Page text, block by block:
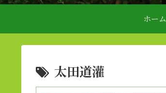
ホーム
太田道灌